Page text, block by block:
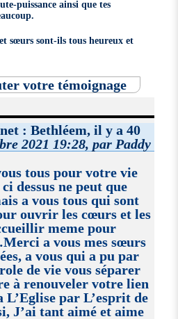
puissance ainsi que tes
sœurs sont-ils tous heureux et
votre témoignage
: Bethléem, il y a 40
2021 19:28, par Paddy
tous pour votre vie
dessus ne peut que
a vous tous qui sont
ouvrir les cœurs et les
meme pour
a vous mes sœurs
a vous qui a pu par
de vie vous séparer
à renouveler votre lien
L’Eglise par L’esprit de
J’ai tant aimé et aime